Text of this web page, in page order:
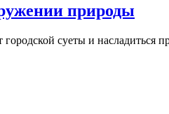
природы
суеты и насладиться